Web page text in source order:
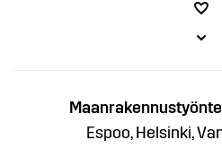
Espoo, Helsinki,